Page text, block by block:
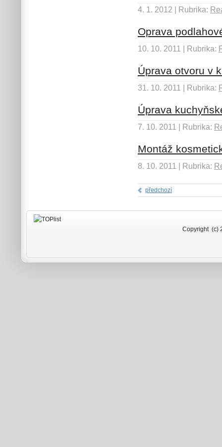
4. 1. 2012 | Rubrika:
Oprava
10. 10. 2011 | Rubrika:
Úprava otvoru v
31. 10. 2011 | Rubrika:
Úprava
7. 10. 2011 | Rubrika:
Montáž
8. 10. 2011 | Rubrika:
předchozí
Copyright (c) 2009-2026